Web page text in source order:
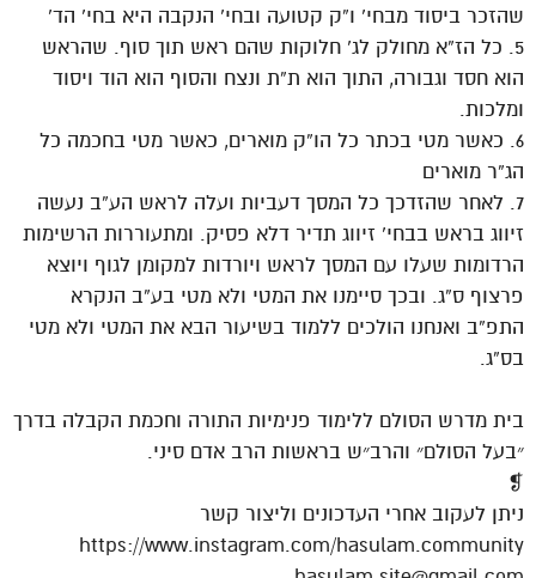
שהזכר ביסוד מבחי’ ו”ק קטועה ובחי’ הנקבה היא בחי’ הד’
5. כל הז”א מחולק לג’ חלוקות שהם ראש תוך סוף. שהראש
הוא חסד וגבורה, התוך הוא ת”ת ונצח והסוף הוא הוד ויסוד
ומלכות.
6. כאשר מטי בכתר כל הו”ק מוארים, כאשר מטי בחכמה כל
הג”ר מוארים
7. לאחר שהזדכך כל המסך דעביות ועלה לראש הע”ב נעשה
זיווג בראש בבחי’ זיווג תדיר דלא פסיק. ומתעוררות הרשימות
הרדומות שעלו עם המסך לראש ויורדות למקומן לגוף ויוצא
פרצוף ס”ג. ובכך סיימנו את המטי ולא מטי בע”ב הנקרא
התפ”ב ואנחנו הולכים ללמוד בשיעור הבא את המטי ולא מטי
בס”ג.
בית מדרש הסולם ללימוד פנימיות התורה וחכמת הקבלה בדרך
״בעל הסולם״ והרב״ש בראשות הרב אדם סיני.
❡
ניתן לעקוב אחרי העדכונים וליצור קשר
https://www.instagram.com/hasulam.community